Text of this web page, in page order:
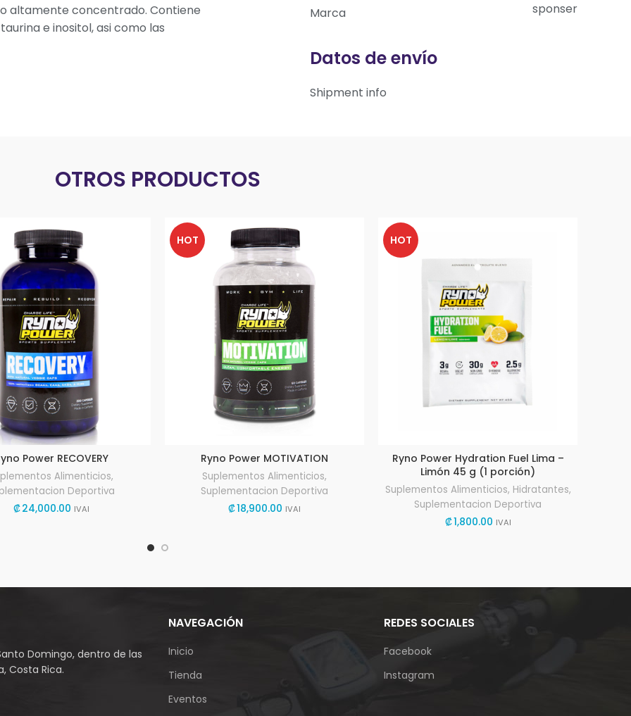
altamente concentrado. Contiene
e inositol, asi como las
Marca sponser
Datos de envío
Shipment info
OTROS PRODUCTOS
Power RECOVERY
Alimenticios,
Deportiva
₡24,000.00 IVAI
HOT
Ryno Power MOTIVATION
Suplementos Alimenticios,
Suplementacion Deportiva
₡18,900.00 IVAI
HOT
Ryno Power Hydration Fuel Lima –
Limón 45 g (1 porción)
Suplementos Alimenticios, Hidratantes,
Suplementacion Deportiva
₡1,800.00 IVAI
Domingo, dentro de las
Costa Rica.
NAVEGACIÓN
Inicio
Tienda
Eventos
REDES SOCIALES
Facebook
Instagram